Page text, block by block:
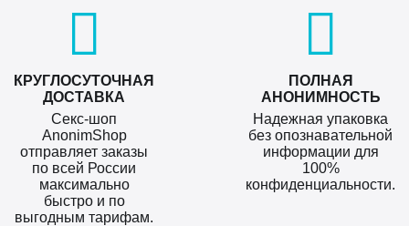
КРУГЛОСУТОЧНАЯ
ДОСТАВКА
Секс-шоп
AnonimShop
отправляет заказы
по всей России
максимально
быстро и по
выгодным тарифам.
ПОЛНАЯ
АНОНИМНОСТЬ
Надежная упаковка
без опознавательной
информации для
100%
конфиденциальности.